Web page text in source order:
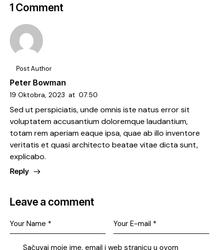
1 Comment
Post Author
Peter Bowman
19 Oktobra, 2023 at 07:50
Sed ut perspiciatis, unde omnis iste natus error sit
voluptatem accusantium doloremque laudantium,
totam rem aperiam eaque ipsa, quae ab illo inventore
veritatis et quasi architecto beatae vitae dicta sunt,
explicabo.
Reply
Leave a comment
Sačuvaj moje ime, email i web stranicu u ovom